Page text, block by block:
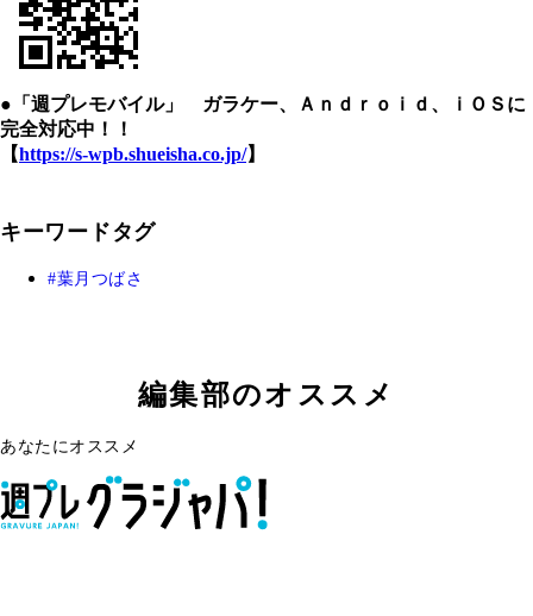
●「週プレモバイル」 ガラケー、Ａｎｄｒｏｉｄ、ｉＯＳに
完全対応中！！
【https://s-wpb.shueisha.co.jp/】
キーワードタグ
葉月つばさ
編集部のオススメ
あなたにオススメ